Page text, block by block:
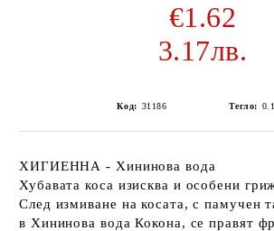
€1.62
3.17лв.
Код: 31186 Тегло:
ХИГИЕННА - Хининова вода
Хубавата коса изисква и особени
След измиване на косата, с памучен
в Хининова вода Кокона, се правят